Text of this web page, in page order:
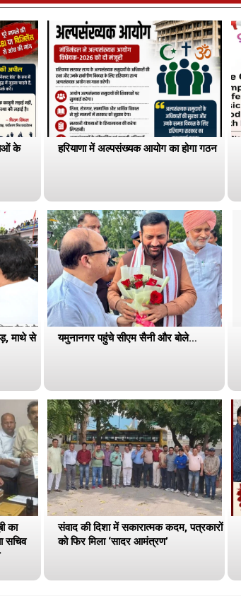
के
हरियाणा में अल्पसंख्यक आयोग का होगा गठन
माथे से
यमुनानगर पहुंचे सीएम सैनी और बोले…
का
सचिव
संवाद की दिशा में सकारात्मक कदम, पत्रकारों
को फिर मिला ‘सादर आमंत्रण’